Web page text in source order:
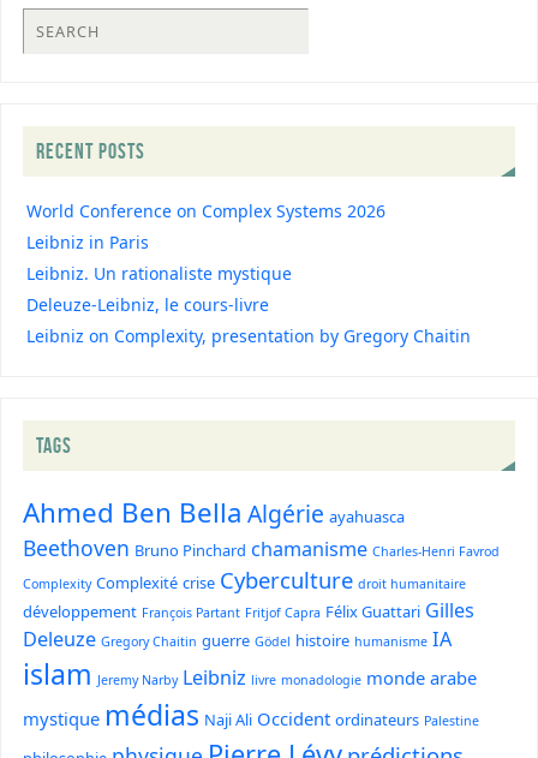
RECENT POSTS
World Conference on Complex Systems 2026
Leibniz in Paris
Leibniz. Un rationaliste mystique
Deleuze-Leibniz, le cours-livre
Leibniz on Complexity, presentation by Gregory Chaitin
TAGS
Ahmed Ben Bella Algérie ayahuasca
Beethoven Bruno Pinchard chamanisme Charles-Henri Favrod
Complexity Complexité crise Cyberculture droit humanitaire
développement François Partant Fritjof Capra Félix Guattari Gilles
Deleuze Gregory Chaitin guerre Gödel histoire humanisme IA
islam Jeremy Narby Leibniz livre monadologie monde arabe
mystique médias Naji Ali Occident ordinateurs Palestine